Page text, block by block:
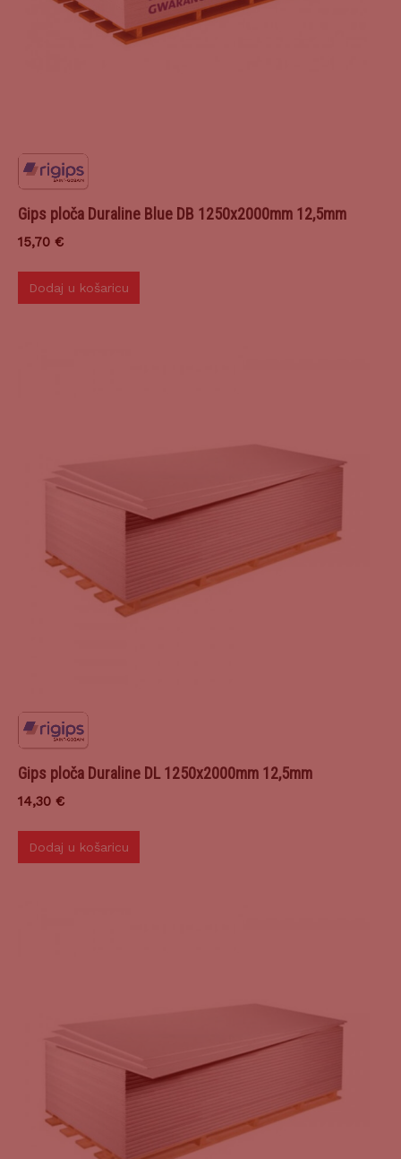
Gips ploča Duraline Blue DB 1250x2000mm 12,5mm
15,70 €
Dodaj u košaricu
Gips ploča Duraline DL 1250x2000mm 12,5mm
14,30 €
Dodaj u košaricu